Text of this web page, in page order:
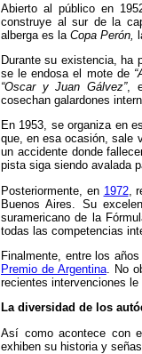
Abierto al público en
construye al sur de la
alberga es la Copa Perón,
Durante su existencia, ha
se le endosa el mote de
“Oscar y Juan Gálvez”,
cosechan galardones
En 1953, se organiza en
que, en esa ocasión, sale
un accidente donde
pista siga siendo avalada
Posteriormente, en 1972,
Buenos Aires. Su
suramericano de la
todas las competencias
Finalmente, entre los años
Premio de Argentina. No
recientes intervenciones le
La diversidad de los
Así como acontece con
exhiben su historia y señas